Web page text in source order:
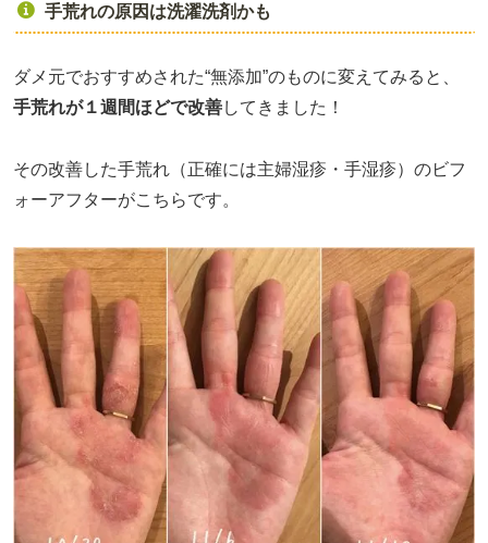
手荒れの原因は洗濯洗剤かも
ダメ元でおすすめされた“無添加”のものに変えてみると、
手荒れが１週間ほどで改善してきました！
その改善した手荒れ（正確には主婦湿疹・手湿疹）のビフ
ォーアフターがこちらです。